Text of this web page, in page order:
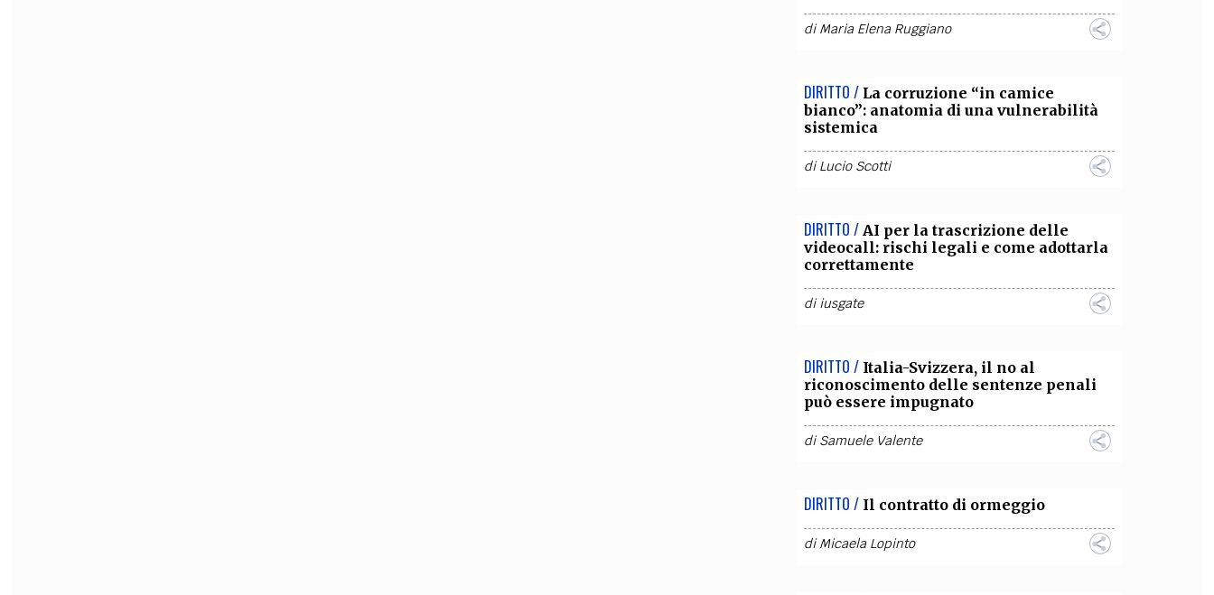
diMaria Elena Ruggiano
DIRITTO / La corruzione “in camice
bianco”: anatomia di una vulnerabilità
sistemica
diLucio Scotti
DIRITTO / AI per la trascrizione delle
videocall: rischi legali e come adottarla
correttamente
diiusgate
DIRITTO / Italia-Svizzera, il no al
riconoscimento delle sentenze penali
può essere impugnato
diSamuele Valente
DIRITTO / Il contratto di ormeggio
diMicaela Lopinto